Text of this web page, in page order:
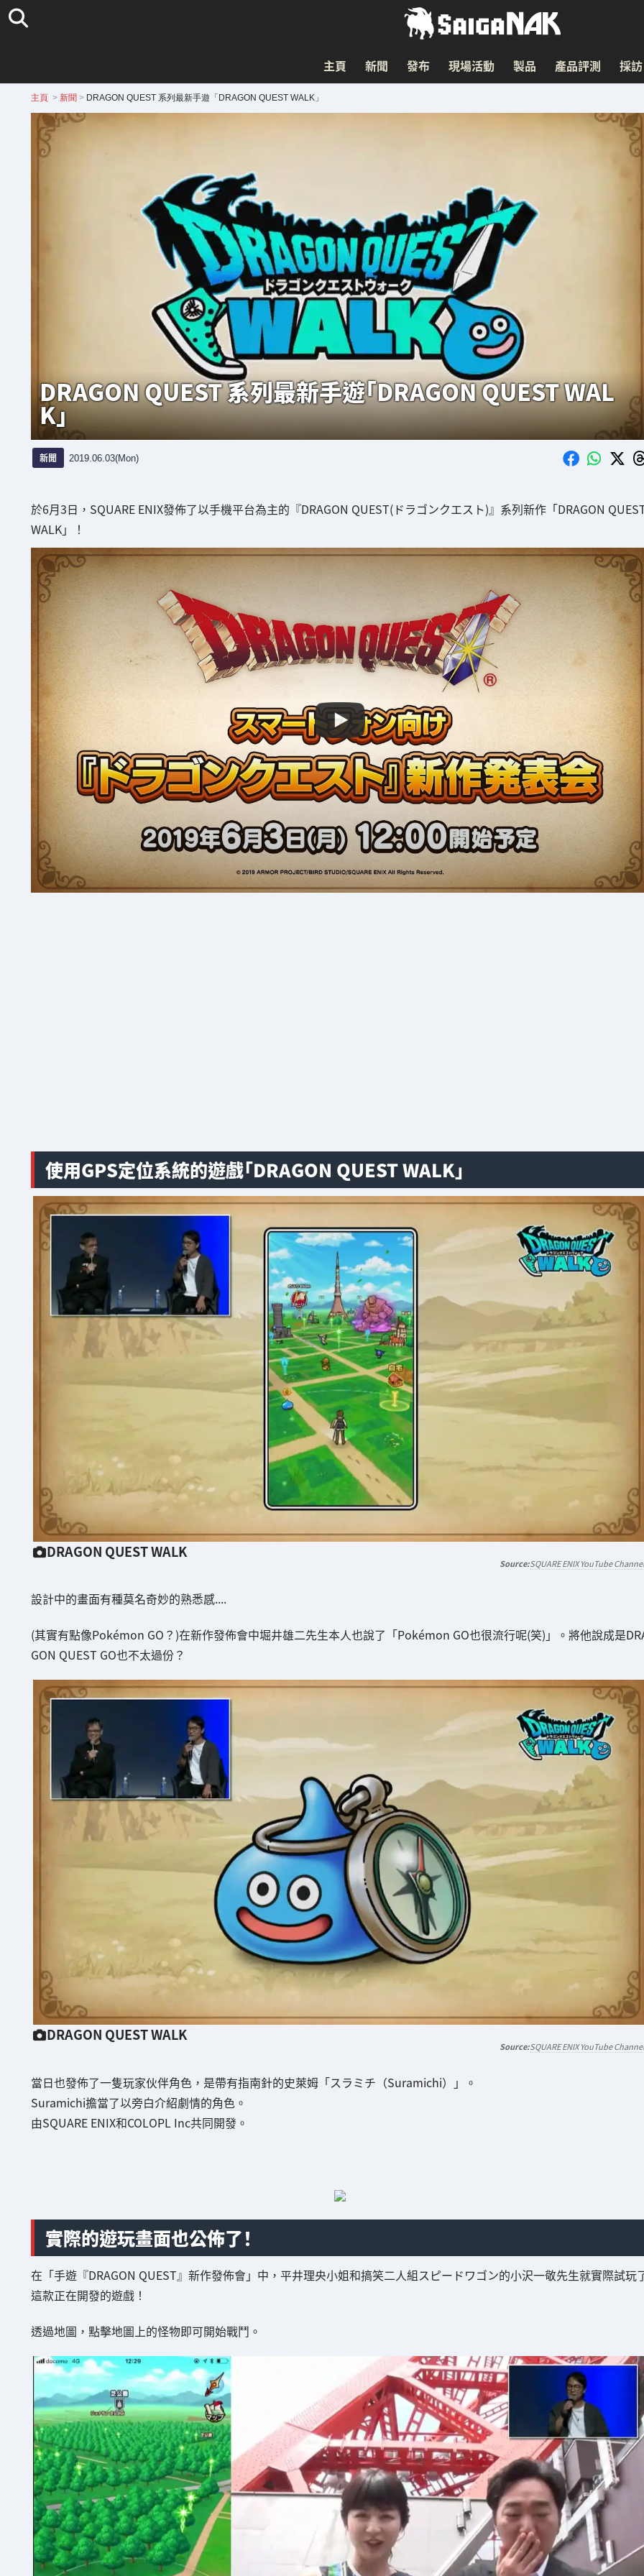
主頁 新聞 發布 現場活動 製品 產品評測 採訪
主頁 > 新聞 > DRAGON QUEST 系列最新手遊「DRAGON QUEST WALK」
DRAGON QUEST 系列最新手遊「DRAGON QUEST WAL
K」
新聞 2019.06.03(Mon)
於6月3日，SQUARE ENIX發佈了以手機平台為主的『DRAGON QUEST(ドラゴンクエスト)』系列新作「DRAGON
WALK」！
使用GPS定位系統的遊戲「DRAGON QUEST WALK」
DRAGON QUEST WALK
SQUARE ENIX YouTube Channel
設計中的畫面有種莫名奇妙的熟悉感....
(其實有點像Pokémon GO？)在新作發佈會中堀井雄二先生本人也說了「Pokémon GO也很流行呢(笑)」。將他說成是
GON QUEST GO也不太過份？
DRAGON QUEST WALK
SQUARE ENIX YouTube Channel
當日也發佈了一隻玩家伙伴角色，是帶有指南針的史萊姆「スラミチ（Suramichi）」。
Suramichi擔當了以旁白介紹劇情的角色。
由SQUARE ENIX和COLOPL Inc共同開發。
實際的遊玩畫面也公佈了！
在「手遊『DRAGON QUEST』新作發佈會」中，平井理央小姐和搞笑二人組スピードワゴン的小沢一敬先生就實際試玩
這款正在開發的遊戲！
透過地圖，點擊地圖上的怪物即可開始戰鬥。